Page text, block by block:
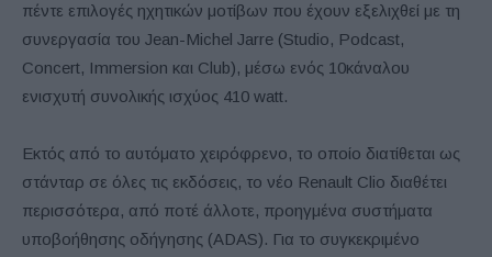
πέντε επιλογές ηχητικών μοτίβων που έχουν εξελιχθεί με τη
συνεργασία του Jean-Michel Jarre (Studio, Podcast,
Concert, Immersion και Club), μέσω ενός 10κάναλου
ενισχυτή συνολικής ισχύος 410 watt.
Εκτός από το αυτόματο χειρόφρενο, το οποίο διατίθεται ως
στάνταρ σε όλες τις εκδόσεις, το νέο Renault Clio διαθέτει
περισσότερα, από ποτέ άλλοτε, προηγμένα συστήματα
υποβοήθησης οδήγησης (ADAS). Για το συγκεκριμένο